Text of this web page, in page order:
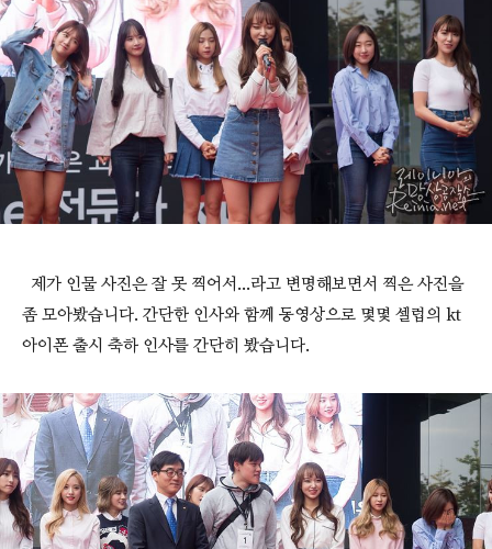
제가 인물 사진은 잘 못 찍어서...라고 변명해보면서 찍은 사진을
좀 모아봤습니다. 간단한 인사와 함께 동영상으로 몇몇 셀럽의 kt
아이폰 출시 축하 인사를 간단히 봤습니다.